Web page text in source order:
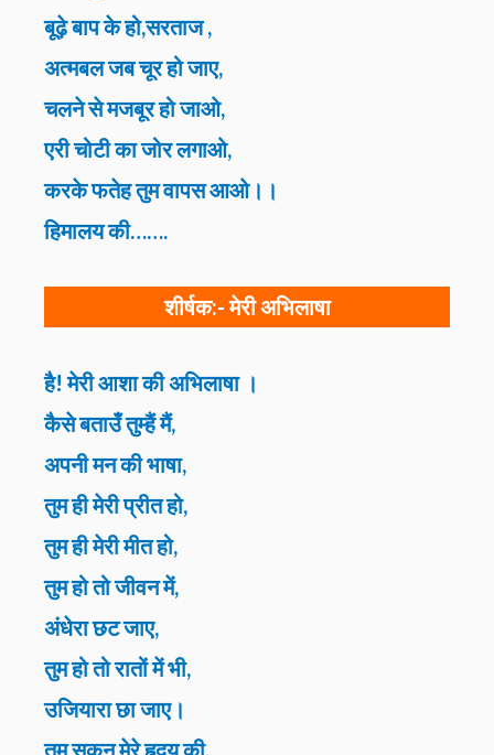
बूढ़े बाप के हो,सरताज ,
अत्मबल जब चूर हो जाए,
चलने से मजबूर हो जाओ,
एरी चोटी का जोर लगाओ,
करके फतेह तुम वापस आओ।।
हिमालय की…….
शीर्षक:-मेरी अभिलाषा
है! मेरी आशा की अभिलाषा ।
कैसे बताउँ तुम्हैं मैं,
अपनी मन की भाषा,
तुम ही मेरी प्रीत हो,
तुम ही मेरी मीत हो,
तुम हो तो जीवन में,
अंधेरा छट जाए,
तुम हो तो रातों में भी,
उजियारा छा जाए।
तुम सुकून मेरे हृदय की,